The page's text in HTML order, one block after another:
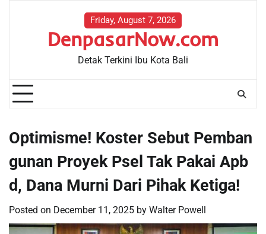
Friday, August 7, 2026
DenpasarNow.com
Detak Terkini Ibu Kota Bali
Optimisme! Koster Sebut Pemban
gunan Proyek Psel Tak Pakai Apb
d, Dana Murni Dari Pihak Ketiga!
Posted on December 11, 2025 by Walter Powell